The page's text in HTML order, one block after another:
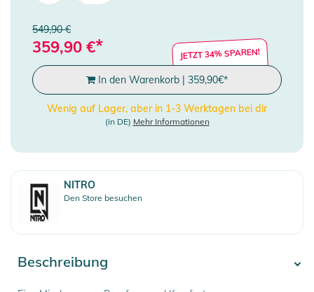
549,90 €
359,90 €* JETZT 34% SPAREN!
In den Warenkorb | 359,90€*
Wenig auf Lager, aber in 1-3 Werktagen bei dir
(in DE) Mehr Informationen
NITRO
Den Store besuchen
Beschreibung